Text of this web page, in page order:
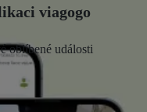
viagogo
oblíbené události